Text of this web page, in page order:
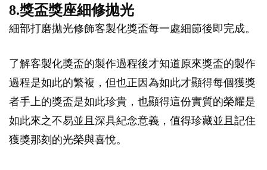
8.獎盃獎座細修拋光
細部打磨拋光修飾客製化獎盃每一處細節後即完成。
了解客製化獎盃的製作過程後才知道原來獎盃的製作
過程是如此的繁複，但也正因為如此才顯得每個獲獎
者手上的獎盃是如此珍貴，也顯得這份實質的榮耀是
如此來之不易並且深具紀念意義，值得珍藏並且記住
獲獎那刻的光榮與喜悅。